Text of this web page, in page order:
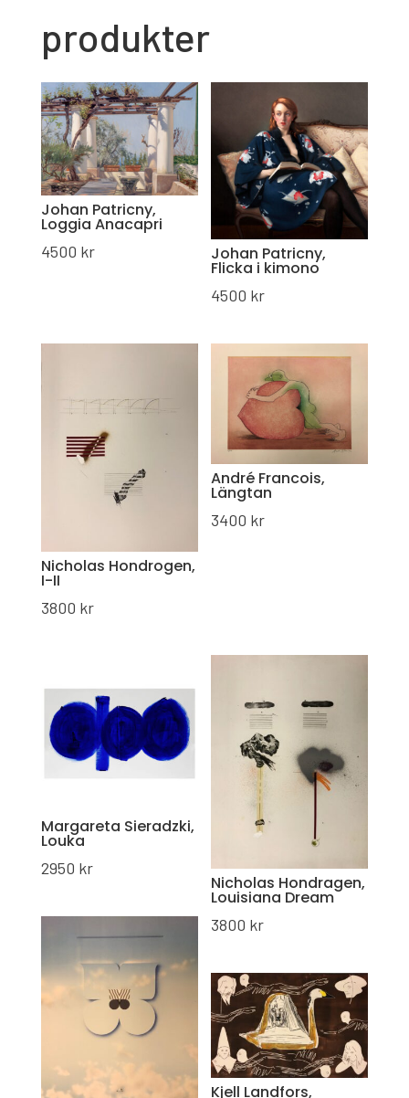
produkter
Johan Patricny,
Loggia Anacapri
4500 kr Johan Patricny,
Flicka i kimono
4500 kr
Nicholas Hondrogen,
I-II
3800 kr
André Francois,
Längtan
3400 kr
Margareta Sieradzki,
Louka
2950 kr
Nicholas Hondragen,
Louisiana Dream
3800 kr
Kjell Landfors,